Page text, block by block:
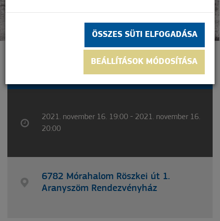
FÉRJEK ÉS FELESÉGEK
2021. november 16. 19:00 - 2021. november 16.
20:00
6782 Mórahalom Röszkei út 1.
Aranyszöm Rendezvényház
ÖSSZES SÜTI ELFOGADÁSA
BEÁLLÍTÁSOK MÓDOSÍTÁSA